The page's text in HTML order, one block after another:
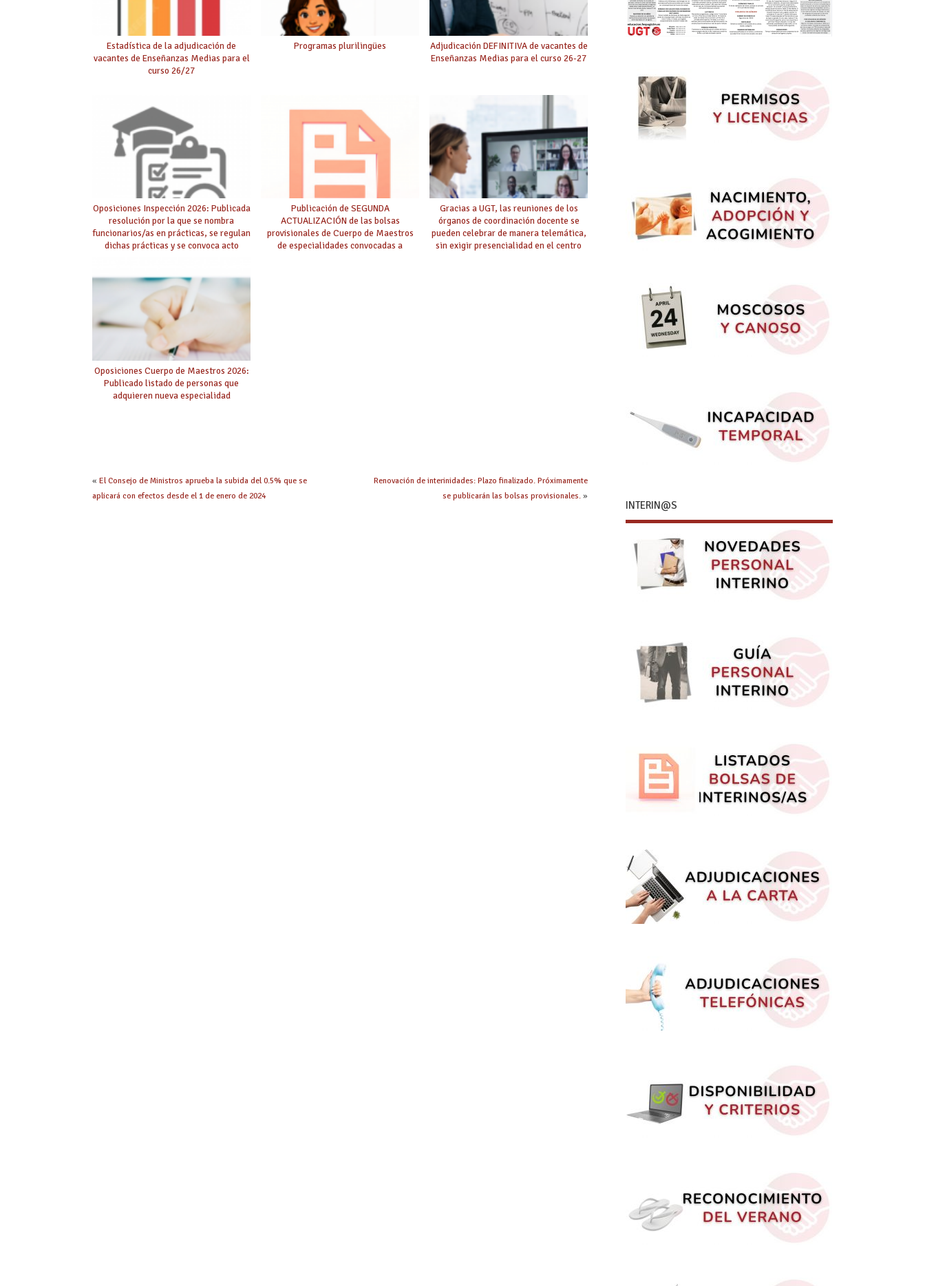
Estadística de la adjudicación de
vacantes de Enseñanzas Medias para el
curso 26/27
Programas plurilingües
Adjudicación DEFINITIVA de vacantes de
Enseñanzas Medias para el curso 26-27
Oposiciones Inspección 2026: Publicada
resolución por la que se nombra
funcionarios/as en prácticas, se regulan
dichas prácticas y se convoca acto
Publicación de SEGUNDA
ACTUALIZACIÓN de las bolsas
provisionales de Cuerpo de Maestros
de especialidades convocadas a
Gracias a UGT, las reuniones de los
órganos de coordinación docente se
pueden celebrar de manera telemática,
sin exigir presencialidad en el centro
Oposiciones Cuerpo de Maestros 2026:
Publicado listado de personas que
adquieren nueva especialidad
«El Consejo de Ministros aprueba la subida del 0.5% que se
aplicará con efectos desde el 1 de enero de 2024
Renovación de interinidades: Plazo finalizado. Próximamente
se publicarán las bolsas provisionales. »
INTERIN@S